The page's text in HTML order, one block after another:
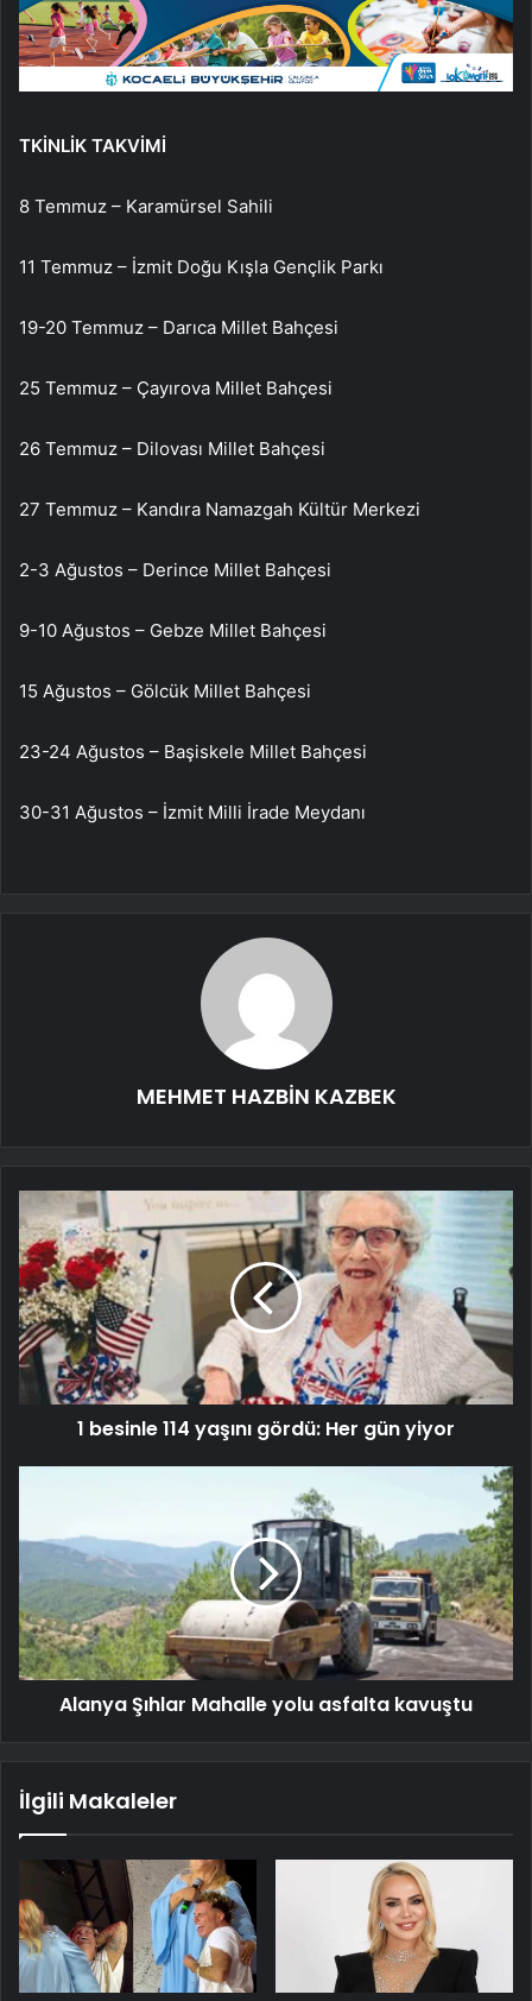
TKİNLİK TAKVİMİ
8 Temmuz – Karamürsel Sahili
11 Temmuz – İzmit Doğu Kışla Gençlik Parkı
19-20 Temmuz – Darıca Millet Bahçesi
25 Temmuz – Çayırova Millet Bahçesi
26 Temmuz – Dilovası Millet Bahçesi
27 Temmuz – Kandıra Namazgah Kültür Merkezi
2-3 Ağustos – Derince Millet Bahçesi
9-10 Ağustos – Gebze Millet Bahçesi
15 Ağustos – Gölcük Millet Bahçesi
23-24 Ağustos – Başiskele Millet Bahçesi
30-31 Ağustos – İzmit Milli İrade Meydanı
MEHMET HAZBİN KAZBEK
1 besinle 114 yaşını gördü: Her gün yiyor
Alanya Şıhlar Mahalle yolu asfalta kavuştu
İlgili Makaleler